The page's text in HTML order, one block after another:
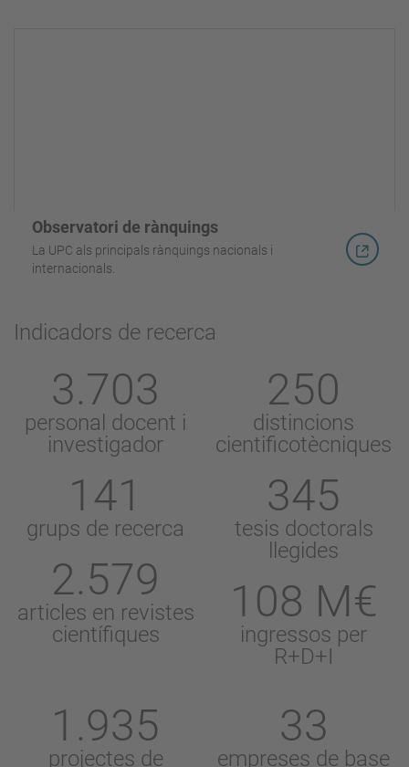
Observatori de rànquings
La UPC als principals rànquings nacionals i
internacionals.
Indicadors de recerca
3.703
personal docent i
investigador
141
grups de recerca
2.579
articles en revistes
científiques
250
distincions
cientificotècniques
345
tesis doctorals
llegides
108 M€
ingressos per
R+D+I
1.935
projectes de
33
empreses de base